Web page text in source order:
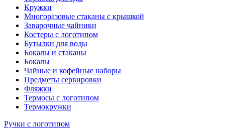
Кружки
Многоразовые стаканы с крышкой
Заварочные чайники
Костеры с логотипом
Бутылки для воды
Бокалы и стаканы
Бокалы
Чайные и кофейные наборы
Предметы сервировки
Фляжки
Термосы с логотипом
Термокружки
Ручки с логотипом